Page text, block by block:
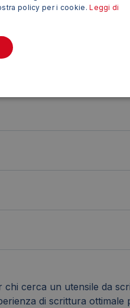
cerca un utensile da
di scrittura ottimale
policy per i cookie.Leggi di